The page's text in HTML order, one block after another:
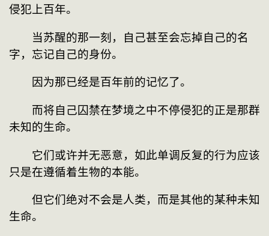
侵犯上百年。
当苏醒的那一刻，自己甚至会忘掉自己的名
字，忘记自己的身份。
因为那已经是百年前的记忆了。
而将自己囚禁在梦境之中不停侵犯的正是那群
未知的生命。
它们或许并无恶意，如此单调反复的行为应该
只是在遵循着生物的本能。
但它们绝对不会是人类，而是其他的某种未知
生命。